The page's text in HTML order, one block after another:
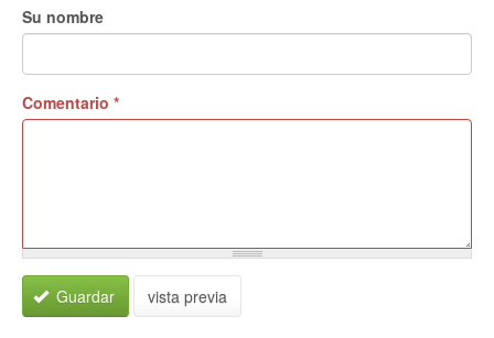
Su nombre
Comentario *
Guardar vista previa